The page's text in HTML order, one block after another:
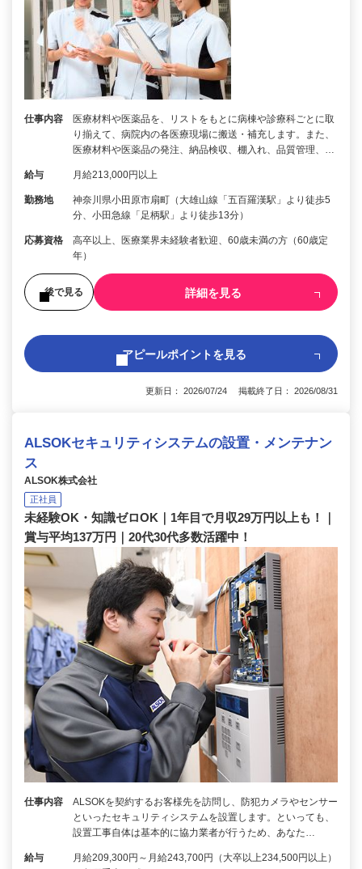
仕事内容
医療材料や医薬品を、リストをもとに病棟や診療科ごとに取
り揃えて、病院内の各医療現場に搬送・補充します。また、
医療材料や医薬品の発注、納品検収、棚入れ、品質管理、…
給与 月給213,000円以上
勤務地
神奈川県小田原市扇町（大雄山線「五百羅漢駅」より徒歩5
分、小田急線「足柄駅」より徒歩13分）
応募資格
高卒以上、医療業界未経験者歓迎、60歳未満の方（60歳定
年）
後で見る 詳細を見る
アピールポイントを見る
更新日： 2026/07/24 掲載終了日： 2026/08/31
ALSOKセキュリティシステムの設置・メンテナン
ス
ALSOK株式会社
正社員
未経験OK・知識ゼロOK｜1年目で月収29万円以上も！｜
賞与平均137万円｜20代30代多数活躍中！
仕事内容
ALSOKを契約するお客様先を訪問し、防犯カメラやセンサー
といったセキュリティシステムを設置します。といっても、
設置工事自体は基本的に協力業者が行うため、あなた…
給与
月給209,300円～月給243,700円（大卒以上234,500円以上）